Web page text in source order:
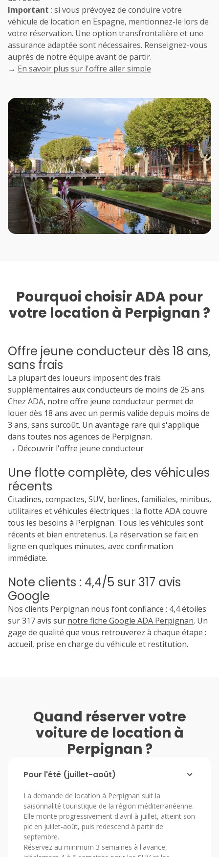
Important : si vous prévoyez de conduire votre
véhicule de location en Espagne, mentionnez-le lors de
votre réservation. Une option transfrontalière et une
assurance adaptée sont nécessaires. Renseignez-vous
auprès de notre équipe avant de partir.
→ En savoir plus sur l'offre aller simple
Pourquoi choisir ADA pour
votre location à Perpignan ?
Offre jeune conducteur dès 18 ans,
sans frais
La plupart des loueurs imposent des frais
supplémentaires aux conducteurs de moins de 25 ans.
Chez ADA, notre offre jeune conducteur permet de
louer dès 18 ans avec un permis valide depuis moins de
3 ans, sans surcoût. Un avantage rare qui s'applique
dans toutes nos agences de Perpignan.
→ Découvrir l'offre jeune conducteur
Une flotte complète, des véhicules
récents
Citadines, compactes, SUV, berlines, familiales, minibus,
utilitaires et véhicules électriques : la flotte ADA couvre
tous les besoins à Perpignan. Tous les véhicules sont
récents et bien entretenus. La réservation se fait en
ligne en quelques minutes, avec confirmation
immédiate.
Note clients : 4,4/5 sur 317 avis
Google
Nos clients Perpignan nous font confiance : 4,4 étoiles
sur 317 avis sur notre fiche Google ADA Perpignan. Un
gage de qualité que vous retrouverez à chaque étape :
accueil, prise en charge du véhicule et restitution.
Quand réserver votre
voiture de location à
Perpignan ?
Pour l'été (juillet-août)
La demande de location à Perpignan suit la
saisonnalité touristique de la région méditerranéenne.
Elle monte progressivement d'avril à juillet, atteint son
pic en juillet-août, puis redescend à partir de
septembre.
Réservez au minimum 3 semaines à l'avance,